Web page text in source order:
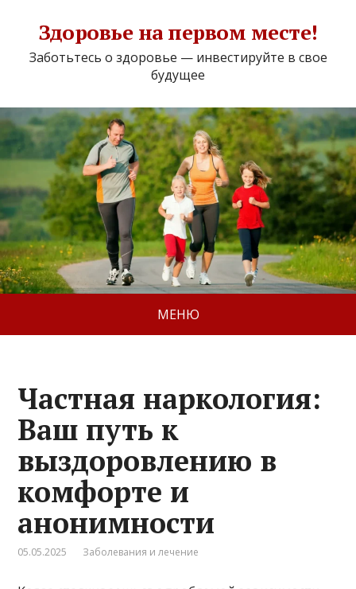
Здоровье на первом месте!
Заботьтесь о здоровье — инвестируйте в свое
будущее
МЕНЮ
Частная наркология:
Ваш путь к
выздоровлению в
комфорте и
анонимности
05.05.2025 Заболевания и лечение